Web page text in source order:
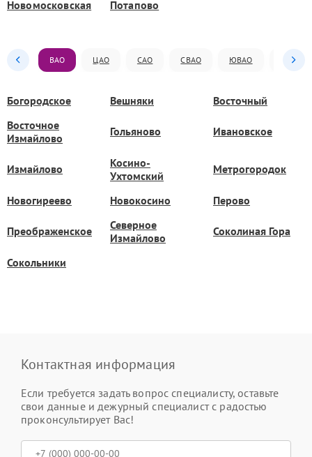
Новомосковская Потапово
ВАО ЦАО САО СВАО ЮВАО ЮАО
Богородское Вешняки
Восточный
Восточное
Измайлово
Гольяново Ивановское
Измайлово
Косино-
Ухтомский
Метрогородок
Новогиреево Новокосино Перово
Преображенское
Северное
Измайлово
Соколиная Гора
Сокольники
Контактная информация
Если требуется задать вопрос специалисту, оставьте
свои данные и дежурный специалист с радостью
проконсультирует Вас!